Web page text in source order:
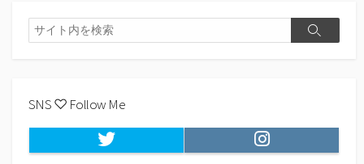
検
索
検
SNS ♡ Follow Me
Twitter Instagram